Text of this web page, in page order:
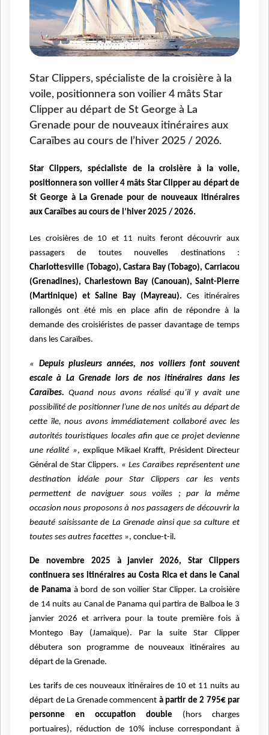
Star Clippers, spécialiste de la croisière à la
voile, positionnera son voilier 4 mâts Star
Clipper au départ de St George à La
Grenade pour de nouveaux itinéraires aux
Caraïbes au cours de l’hiver 2025 / 2026.
Star Clippers, spécialiste de la croisière à la voile,
positionnera son voilier 4 mâts Star Clipper au départ de
St George à La Grenade pour de nouveaux itinéraires
aux Caraïbes au cours de l’hiver 2025 / 2026.
Les croisières de 10 et 11 nuits feront découvrir aux
passagers de toutes nouvelles destinations :
Charlottesville (Tobago), Castara Bay (Tobago), Carriacou
(Grenadines), Charlestown Bay (Canouan), Saint-Pierre
(Martinique) et Saline Bay (Mayreau). Ces itinéraires
rallongés ont été mis en place afin de répondre à la
demande des croisiéristes de passer davantage de temps
dans les Caraïbes.
« Depuis plusieurs années, nos voiliers font souvent
escale à La Grenade lors de nos itinéraires dans les
Caraïbes. Quand nous avons réalisé qu’il y avait une
possibilité de positionner l’une de nos unités au départ de
cette île, nous avons immédiatement collaboré avec les
autorités touristiques locales afin que ce projet devienne
une réalité », explique Mikael Krafft, Président Directeur
Général de Star Clippers. « Les Caraïbes représentent une
destination idéale pour Star Clippers car les vents
permettent de naviguer sous voiles ; par la même
occasion nous proposons à nos passagers de découvrir la
beauté saisissante de La Grenade ainsi que sa culture et
toutes ses autres facettes », conclue-t-il.
De novembre 2025 à janvier 2026, Star Clippers
continuera ses itinéraires au Costa Rica et dans le Canal
de Panama à bord de son voilier Star Clipper. La croisière
de 14 nuits au Canal de Panama qui partira de Balboa le 3
janvier 2026 et arrivera pour la toute première fois à
Montego Bay (Jamaïque). Par la suite Star Clipper
débutera son programme de nouveaux itinéraires au
départ de la Grenade.
Les tarifs de ces nouveaux itinéraires de 10 et 11 nuits au
départ de La Grenade commencent à partir de 2 795€ par
personne en occupation double (hors charges
portuaires), réduction de 10% incluse correspondant à